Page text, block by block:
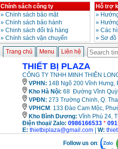
Chính sách công ty
» Chính sách bảo mật
» Chính sách bảo hành
» Chinh sách đổi trả hàng
» Chính sách vận chuyển
Hỗ trợ
»
»
» Các
» Sơ
Trang chủ Menu Liên hệ
THIẾT BỊ PLAZA
CÔNG TY TNHH MINH THIÊN
VPHN: 14B Ngõ 200 Vĩnh Hưng,
Kho Hà Nội: 68 Đường Vĩnh
VPĐN: 273 Trường Chinh, Q.
VPHCM : 133 Đào Cam Mộc,
Kho Bình Dương: Vĩnh Phú 24,
Điện thoại/ Zalo: 0986166533 *
E: thietbiplaza@gmail.com W:
Follow us on: